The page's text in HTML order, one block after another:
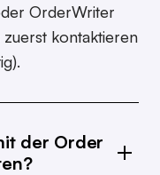
OrderWriter
kontaktieren
der Order